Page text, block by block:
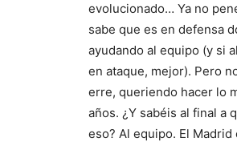
evolucionado… Ya no
sabe que es en defensa
ayudando al equipo (y si
en ataque, mejor). Pero
erre, queriendo hacer lo
años. ¿Y sabéis al final a
eso? Al equipo. El Madrid